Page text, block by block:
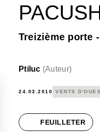
Treizième porte
Ptiluc (Auteur)
24.03.2010 VENTS
FEUILLETER